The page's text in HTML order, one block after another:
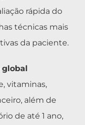
rápida do
técnicas mais
da paciente.
global
vitaminas,
além de
de até 1 ano,